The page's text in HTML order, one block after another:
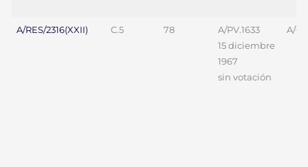
A/RES/2316(XXII) C.5 78
A/PV.1633
15 diciembre
1967
sin votación
A/